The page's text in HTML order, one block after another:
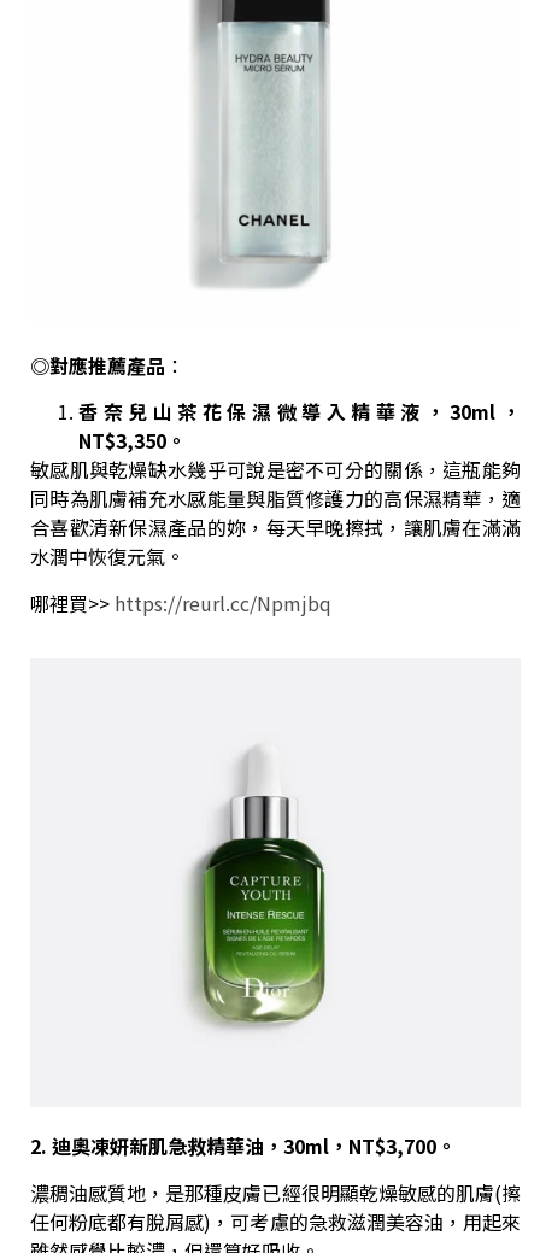
◎對應推薦產品 ：
香奈兒山茶花保濕微導入精華液，30ml，
NT$3,350。
敏感肌與乾燥缺水幾乎可說是密不可分的關係，這瓶能夠
同時為肌膚補充水感能量與脂質修護力的高保濕精華，適
合喜歡清新保濕產品的妳，每天早晚擦拭，讓肌膚在滿滿
水潤中恢復元氣。
哪裡買>> https://reurl.cc/Npmjbq
2. 迪奧凍妍新肌急救精華油，30ml，NT$3,700。
濃稠油感質地，是那種皮膚已經很明顯乾燥敏感的肌膚(擦
任何粉底都有脫屑感)，可考慮的急救滋潤美容油，用起來